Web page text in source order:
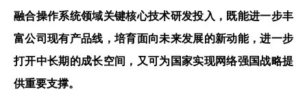
融合操作系统领域关键核心技术研发投入，既能进一步丰
富公司现有产品线，培育面向未来发展的新动能，进一步
打开中长期的成长空间，又可为国家实现网络强国战略提
供重要支撑。